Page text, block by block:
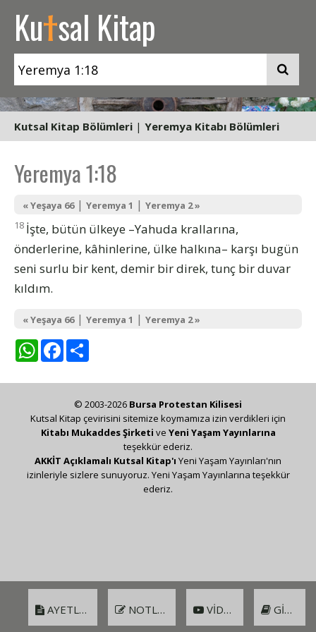
Kutsal Kitap
Kutsal Kitap Bölümleri | Yeremya Kitabı Bölümleri
Yeremya 1:18
« Yeşaya 66| Yeremya 1 | Yeremya 2 »
18 İşte, bütün ülkeye –Yahuda krallarına,
önderlerine, kâhinlerine, ülke halkına– karşı bugün
seni surlu bir kent, demir bir direk, tunç bir duvar
kıldım.
« Yeşaya 66| Yeremya 1 | Yeremya 2 »
WhatsAppFacebook
AYETLER NOTLAR VIDEO GIRIŞ
© 2003-2026 Bursa Protestan Kilisesi
Kutsal Kitap çevirisini sitemize koymamıza izin verdikleri için
Kitabı Mukaddes Şirketi ve Yeni Yaşam Yayınlarına
teşekkür ederiz.
AKKİT Açıklamalı Kutsal Kitap'ı Yeni Yaşam Yayınları'nın
izinleriyle sizlere sunuyoruz. Yeni Yaşam Yayınlarına teşekkür
ederiz.